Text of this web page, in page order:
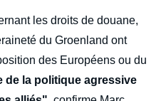
les droits de douane,
du Groenland ont
des Européens ou du
de la politique agressive